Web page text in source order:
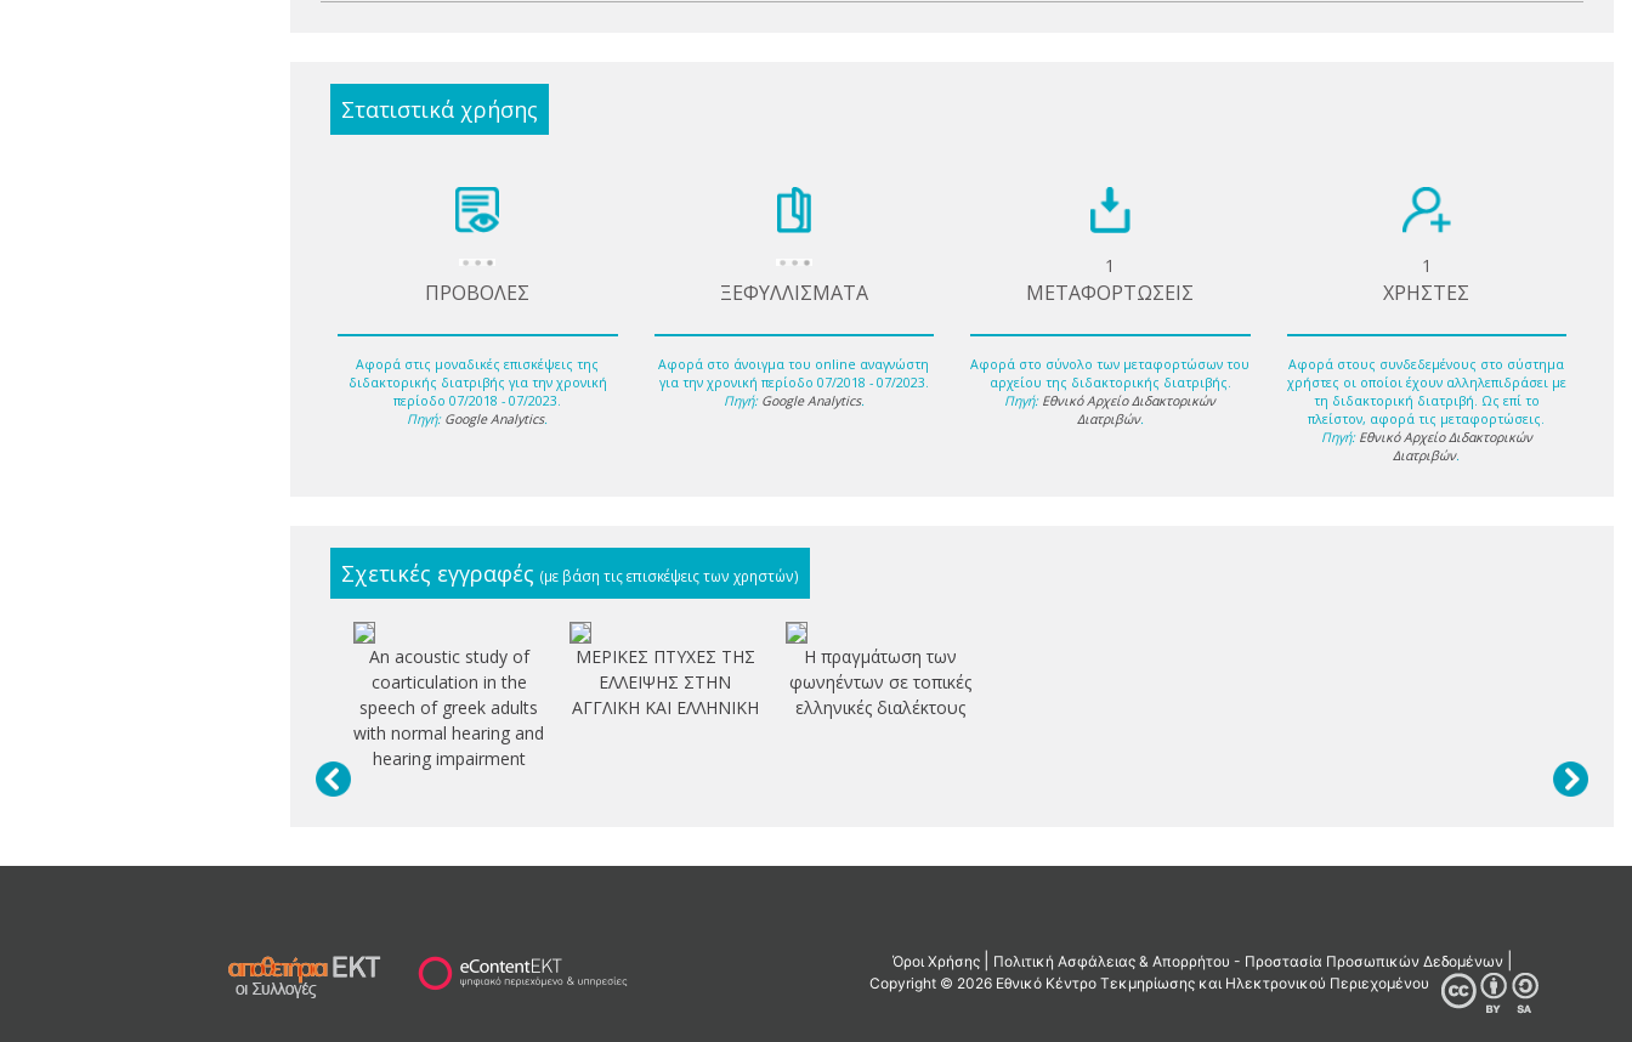
Στατιστικά χρήσης
ΠΡΟΒΟΛΕΣ
Αφορά στις μοναδικές επισκέψεις της
διδακτορικής διατριβής για την χρονική
περίοδο 07/2018 - 07/2023.
Πηγή: Google Analytics.
ΞΕΦΥΛΛΙΣΜΑΤΑ
Αφορά στο άνοιγμα του online αναγνώστη
για την χρονική περίοδο 07/2018 - 07/2023.
Πηγή: Google Analytics.
1
ΜΕΤΑΦΟΡΤΩΣΕΙΣ
Αφορά στο σύνολο των μεταφορτώσων του
αρχείου της διδακτορικής διατριβής.
Πηγή: Εθνικό Αρχείο Διδακτορικών
Διατριβών.
1
ΧΡΗΣΤΕΣ
Αφορά στους συνδεδεμένους στο σύστημα
χρήστες οι οποίοι έχουν αλληλεπιδράσει με
τη διδακτορική διατριβή. Ως επί το
πλείστον, αφορά τις μεταφορτώσεις.
Πηγή: Εθνικό Αρχείο Διδακτορικών
Διατριβών.
Σχετικές εγγραφές (με βάση τις επισκέψεις των χρηστών)
An acoustic study of
coarticulation in the
speech of greek adults
with normal hearing and
hearing impairment
ΜΕΡΙΚΕΣ ΠΤΥΧΕΣ ΤΗΣ
ΕΛΛΕΙΨΗΣ ΣΤΗΝ
ΑΓΓΛΙΚΗ ΚΑΙ ΕΛΛΗΝΙΚΗ
Η πραγμάτωση των
φωνηέντων σε τοπικές
ελληνικές διαλέκτους